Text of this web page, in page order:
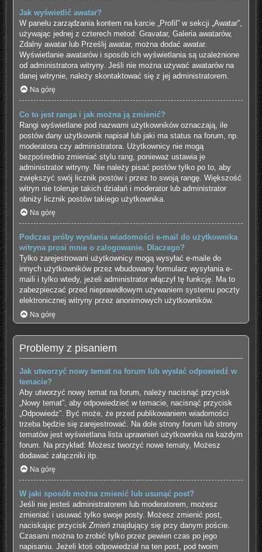
Jak wyświetlić awatar?
W panelu zarządzania kontem na karcie „Profil” w sekcji „Awatar”,
używając jednej z czterech metod: Gravatar, Galeria awatarów,
Zdalny awatar lub Prześlij awatar, można dodać awatar.
Wyświetlanie awatarów i sposób ich wyświetlania są uzależnione
od administratora witryny. Jeśli nie można używać awatarów na
danej witrynie, należy skontaktować się z jej administratorem.
Na górę
Co to jest ranga i jak można ją zmienić?
Rangi wyświetlane pod nazwami użytkowników oznaczają, ile
postów dany użytkownik napisał lub jaki ma status na forum, np.
moderatora czy administratora. Użytkownicy nie mogą
bezpośrednio zmieniać stylu rang, ponieważ ustawia je
administrator witryny. Nie należy pisać postów tylko po to, aby
zwiększyć swój licznik postów i przez to swoją rangę. Większość
witryn nie toleruje takich działań i moderator lub administrator
obniży licznik postów takiego użytkownika.
Na górę
Podczas próby wysłania wiadomości e-mail do użytkownika
witryna prosi mnie o zalogowanie. Dlaczego?
Tylko zarejestrowani użytkownicy mogą wysyłać e-maile do
innych użytkowników przez wbudowany formularz wysyłania e-
maili i tylko wtedy, jeżeli administrator włączył tę funkcję. Ma to
zabezpieczać przed nieprawidłowym używaniem systemu poczty
elektronicznej witryny przez anonimowych użytkowników.
Na górę
Problemy z pisaniem
Jak utworzyć nowy temat na forum lub wysłać odpowiedź w
temacie?
Aby utworzyć nowy temat na forum, należy nacisnąć przycisk
„Nowy temat”, aby odpowiedzieć w temacie, nacisnąć przycisk
„Odpowiedz”. Być może, że przed publikowaniem wiadomości
trzeba będzie się zarejestrować. Na dole strony forum lub strony
tematów jest wyświetlana lista uprawnień użytkownika na każdym
forum. Na przykład: Możesz tworzyć nowe tematy, Możesz
dodawać załączniki itp.
Na górę
W jaki sposób można zmienić lub usunąć post?
Jeśli nie jesteś administratorem lub moderatorem, możesz
zmieniać i usuwać tylko swoje posty. Możesz zmienić post,
naciskając przyciskZmieńznajdujący się przy danym poście.
Czasami można to zrobić tylko przez pewien czas po jego
napisaniu. Jeżeli ktoś odpowiedział na ten post, pod twoim